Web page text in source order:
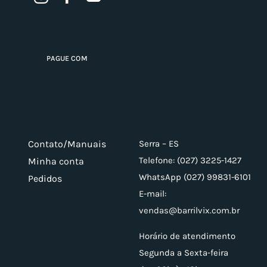
PAGUE COM
Contato/Manuais
Minha conta
Pedidos
Serra – ES
Telefone: (027) 3225-1427
WhatsApp (027) 99831-6101
E-mail:
vendas@barrilvix.com.br
Horário de atendimento
Segunda a Sexta-feira